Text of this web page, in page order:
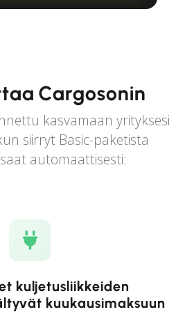
Cargosonin
kasvamaan yrityksesi
siirryt Basic-paketista
automaattisesti:
kuljetusliikkeiden
kuukausimaksuun